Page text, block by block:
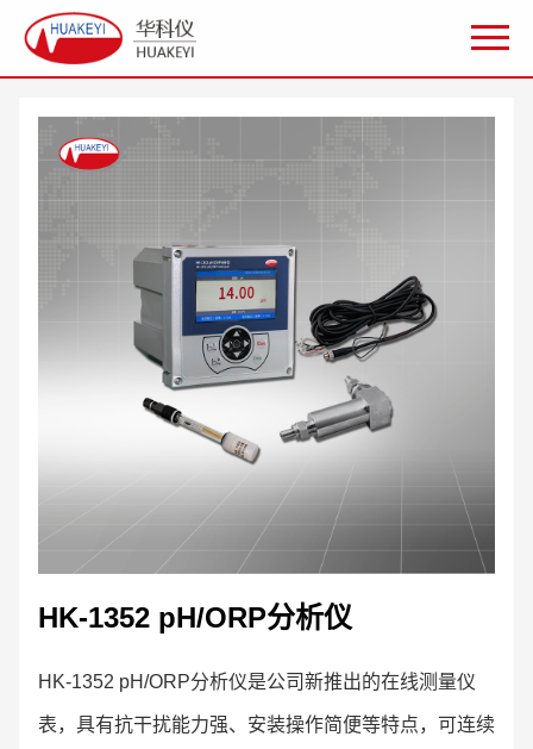
HK-1352 pH/ORP分析仪
HK-1352 pH/ORP分析仪是公司新推出的在线测量仪
表，具有抗干扰能力强、安装操作简便等特点，可连续